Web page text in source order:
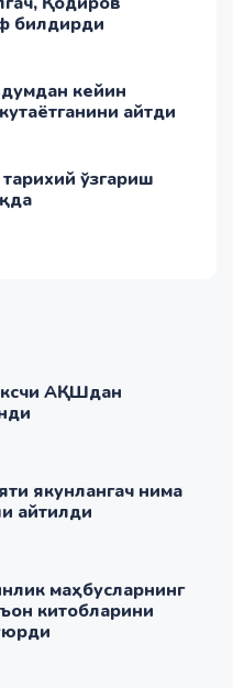
билдирди
кейин
айтди
ўзгариш
АҚШдан
якунлангач нима
айтилди
маҳбусларнинг
китобларини